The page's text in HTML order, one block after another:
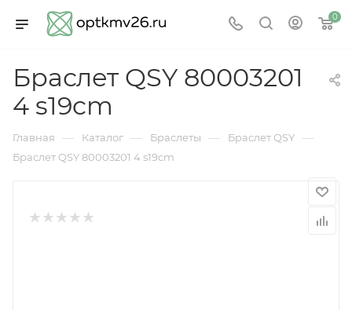
0
Браслет QSY 80003201
4 s19cm
Главная — Каталог — Браслеты — Браслет QSY —
Браслет QSY 80003201 4 s19cm